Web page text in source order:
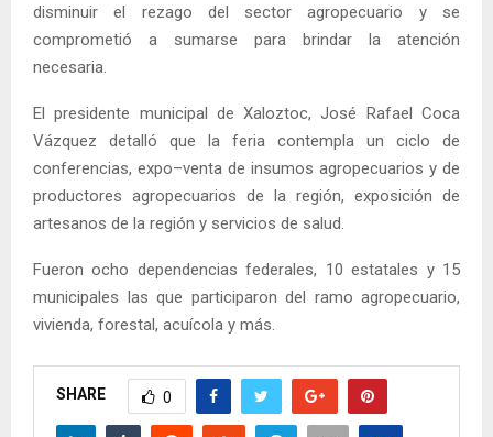
disminuir el rezago del sector agropecuario y se
comprometió a sumarse para brindar la atención
necesaria.
El presidente municipal de Xaloztoc, José Rafael Coca
Vázquez detalló que la feria contempla un ciclo de
conferencias, expo–venta de insumos agropecuarios y de
productores agropecuarios de la región, exposición de
artesanos de la región y servicios de salud.
Fueron ocho dependencias federales, 10 estatales y 15
municipales las que participaron del ramo agropecuario,
vivienda, forestal, acuícola y más.
SHARE 0